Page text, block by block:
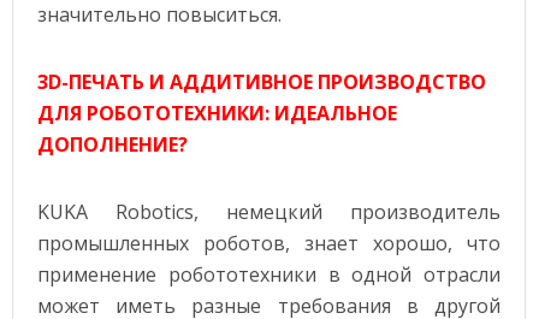
значительно повыситься.
3D-ПЕЧАТЬ И АДДИТИВНОЕ ПРОИЗВОДСТВО
ДЛЯ РОБОТОТЕХНИКИ: ИДЕАЛЬНОЕ
ДОПОЛНЕНИЕ?
KUKA Robotics, немецкий производитель
промышленных роботов, знает хорошо, что
применение робототехники в одной отрасли
может иметь разные требования в другой